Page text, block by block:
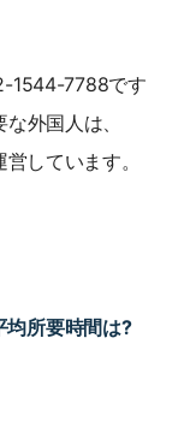
1544-7788です
外国人は、
しています。
所要時間は?